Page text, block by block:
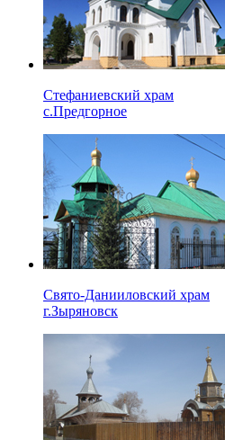
Стефаниевский храм
с.Предгорное
Свято-Данииловский храм
г.Зыряновск